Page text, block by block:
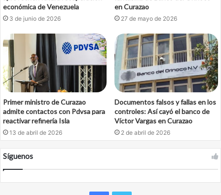
económica de Venezuela
3 de junio de 2026
en Curazao
27 de mayo de 2026
Primer ministro de Curazao
admite contactos con Pdvsa para
reactivar refinería Isla
13 de abril de 2026
Documentos falsos y fallas en los
controles: Así cayó el banco de
Víctor Vargas en Curazao
2 de abril de 2026
Síguenos